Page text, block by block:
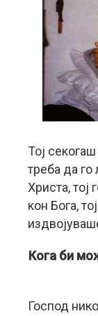
Тој
треба да
Христа, тој
кон Бога,
Кога би
Господ